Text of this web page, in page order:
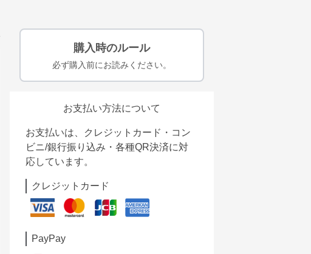
購入時のルール
必ず購入前にお読みください。
お支払い方法について
お支払いは、クレジットカード・コン
ビニ/銀行振り込み・各種QR決済に対
応しています。
クレジットカード
PayPay